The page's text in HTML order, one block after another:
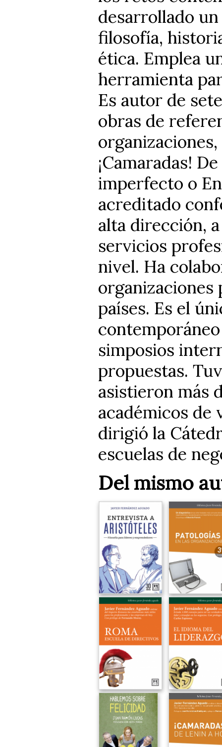
desarrollado
filosofía,
ética. Emplea
herramienta
Es autor de
obras de
¡Camaradas!
imperfecto o
acreditado
alta dirección,
servicios
nivel. Ha
organizaciones
países. Es el
simposios
propuestas.
asistieron más
académicos de
dirigió la
escuelas de
Del mismo